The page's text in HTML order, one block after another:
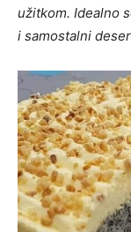
užitkom. Idealno
i samostalni